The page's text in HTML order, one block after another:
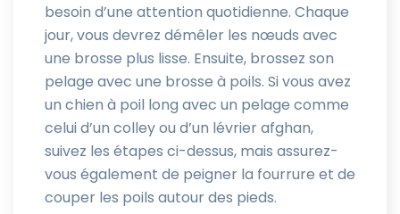
besoin d’une attention quotidienne. Chaque
jour, vous devrez démêler les nœuds avec
une brosse plus lisse. Ensuite, brossez son
pelage avec une brosse à poils. Si vous avez
un chien à poil long avec un pelage comme
celui d’un colley ou d’un lévrier afghan,
suivez les étapes ci-dessus, mais assurez-
vous également de peigner la fourrure et de
couper les poils autour des pieds.